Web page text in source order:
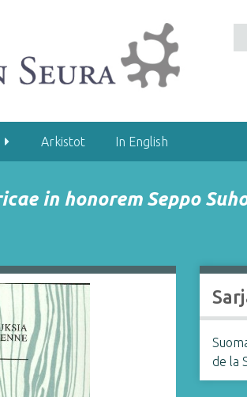
Arkistot In English
in honorem Seppo
de la